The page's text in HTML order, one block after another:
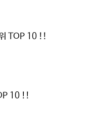
TOP 10 !!
10 !!